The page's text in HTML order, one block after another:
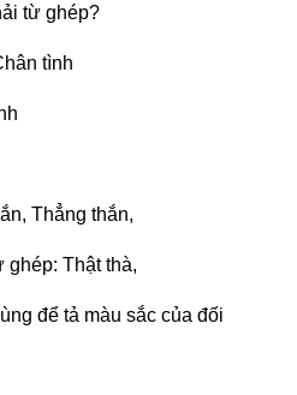
từ ghép?
tình
Thẳng thắn,
ghép: Thật thà,
để tả màu sắc của đối